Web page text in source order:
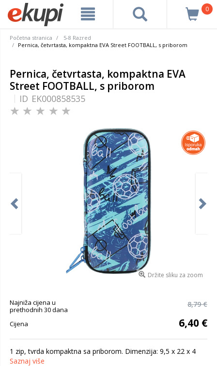
0
Početna stranica
5-8 Razred
Pernica, četvrtasta, kompaktna EVA Street FOOTBALL, s priborom
Pernica, četvrtasta, kompaktna EVA
Street FOOTBALL, s priborom
ID EK000858535
Držite sliku za zoom
Najniža cijena u
prethodnih 30 dana
8,79 €
Cijena 6,40 €
1 zip, tvrda kompaktna sa priborom. Dimenzija: 9,5 x 22 x 4
Saznaj više